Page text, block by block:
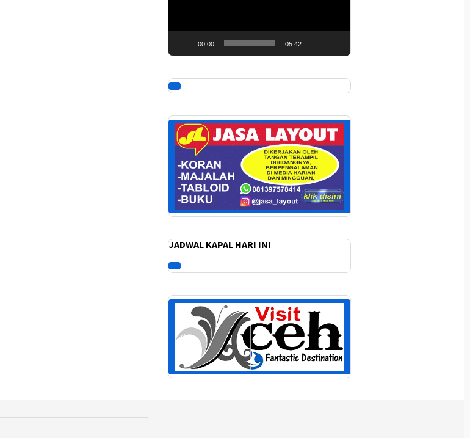
00:00 05:42
JADWAL KAPAL HARI INI